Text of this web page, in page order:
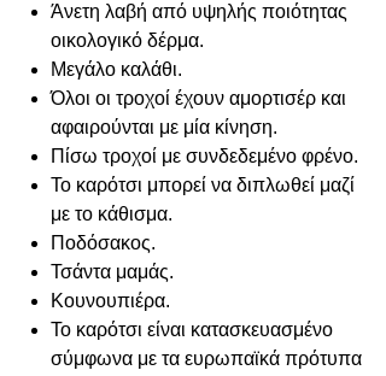
Άνετη λαβή από υψηλής ποιότητας
οικολογικό δέρμα.
Μεγάλο καλάθι.
Όλοι οι τροχοί έχουν αμορτισέρ και
αφαιρούνται με μία κίνηση.
Πίσω τροχοί με συνδεδεμένο φρένο.
Το καρότσι μπορεί να διπλωθεί μαζί
με το κάθισμα.
Ποδόσακος.
Τσάντα μαμάς.
Κουνουπιέρα.
Το καρότσι είναι κατασκευασμένο
σύμφωνα με τα ευρωπαϊκά πρότυπα